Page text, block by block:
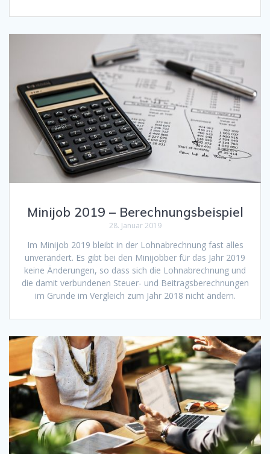
Minijob 2019 – Berechnungsbeispiel
28. Januar 2019
Im Minijob 2019 bleibt in der Lohnabrechnung fast alles
unverändert. Es gibt bei den Minijobber für das Jahr 2019
keine Änderungen, so dass sich die Lohnabrechnung und
die damit verbundenen Steuer- und Beitragsberechnungen
im Grunde im Vergleich zum Jahr 2018 nicht ändern.